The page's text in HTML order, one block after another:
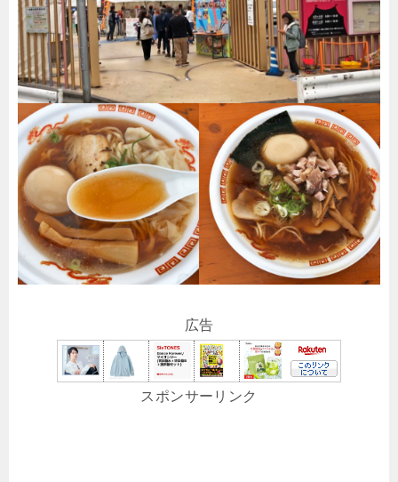
広告
スポンサーリンク